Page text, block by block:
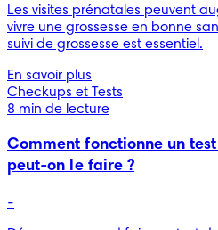
Les visites prénatales peuvent
vivre une grossesse en bonne
suivi de grossesse est essentiel.
En savoir plus
Checkups et Tests
8 min de lecture
Comment fonctionne un
peut-on le faire ?
-